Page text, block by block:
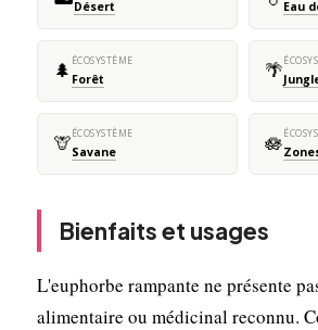
Désert Eau
🌲 ÉCOSYSTÈME
Forêt 🌴
🦒ÉCOSYSTÈME
Savane 🪷
Bienfaits et usages
L'euphorbe rampante ne présente
alimentaire ou médicinal reconnu.